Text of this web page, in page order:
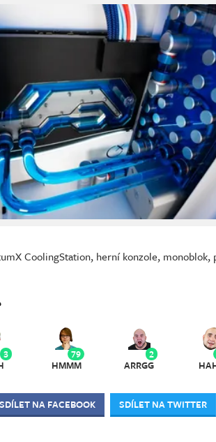
CoolingStation, herní konzole, monoblok,
3
79
HMMM
2
ARRGG
SDÍLET NA FACEBOOK SDÍLET NA TWITTER